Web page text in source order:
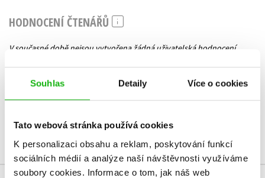
Souhlas Detaily Více o cookies
Tato webová stránka používá cookies
K personalizaci obsahu a reklam, poskytování funkcí
sociálních médií a analýze naší návštěvnosti využíváme
soubory cookies. Informace o tom, jak náš web
HODNOCENÍ ČTENÁŘŮ
V současné době nejsou vytvořena žádná uživatelská hodnocení.
Vaše hodnocení
Uživatelskou recenzi mohou vkládat pouze registrovaní uživatelé
Přihlásit